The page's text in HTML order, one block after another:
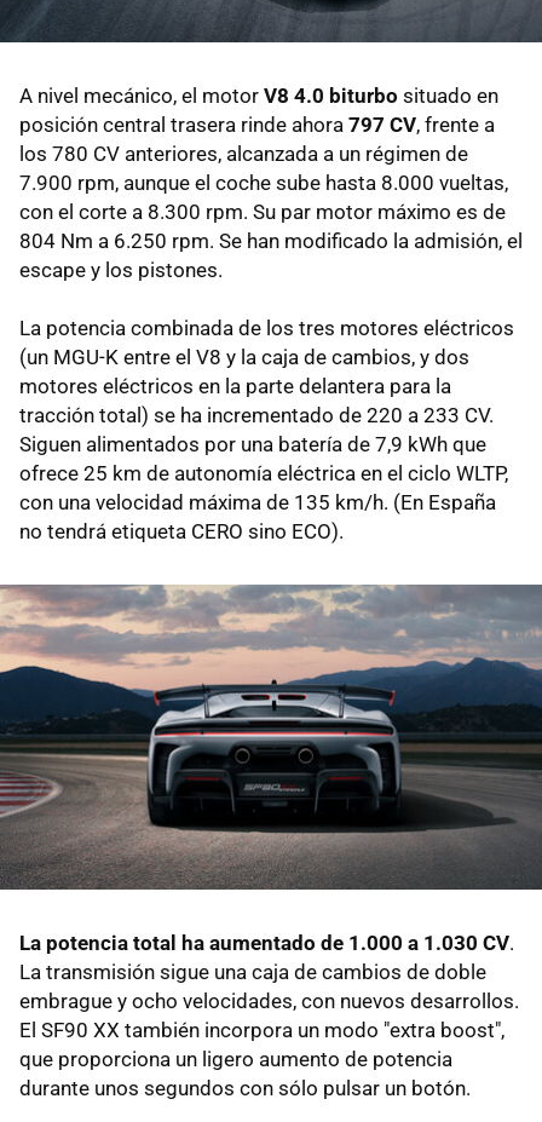
A nivel mecánico, el motor V8 4.0 biturbo situado en
posición central trasera rinde ahora 797 CV, frente a
los 780 CV anteriores, alcanzada a un régimen de
7.900 rpm, aunque el coche sube hasta 8.000 vueltas,
con el corte a 8.300 rpm. Su par motor máximo es de
804 Nm a 6.250 rpm. Se han modificado la admisión, el
escape y los pistones.
La potencia combinada de los tres motores eléctricos
(un MGU-K entre el V8 y la caja de cambios, y dos
motores eléctricos en la parte delantera para la
tracción total) se ha incrementado de 220 a 233 CV.
Siguen alimentados por una batería de 7,9 kWh que
ofrece 25 km de autonomía eléctrica en el ciclo WLTP,
con una velocidad máxima de 135 km/h. (En España
no tendrá etiqueta CERO sino ECO).
La potencia total ha aumentado de 1.000 a 1.030 CV.
La transmisión sigue una caja de cambios de doble
embrague y ocho velocidades, con nuevos desarrollos.
El SF90 XX también incorpora un modo "extra boost",
que proporciona un ligero aumento de potencia
durante unos segundos con sólo pulsar un botón.